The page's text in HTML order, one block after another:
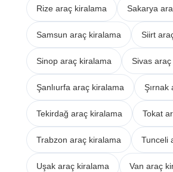
Rize araç kiralama Sakarya
Samsun araç kiralama Siirt
Sinop araç kiralama Sivas
Şanlıurfa araç kiralama Şırnak
Tekirdağ araç kiralama Tokat
Trabzon araç kiralama Tunceli
Uşak araç kiralama Van araç